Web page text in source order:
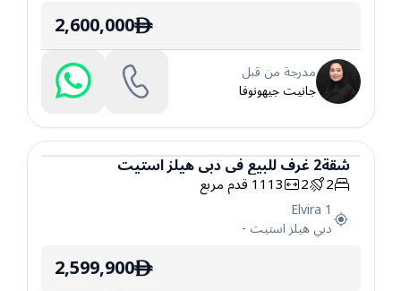
ê
2,600,000
مدرجة من قبل
جانيت جيهونوفا
شقة
شقة2غرفللبيعفيدبي هيلز استيت
2
2
1113قدم مربع
Elvira 1
دبي هيلز استيت -
ê
2,599,900